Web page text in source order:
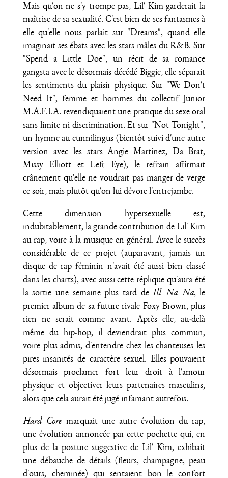
Mais qu'on ne s'y trompe pas, Lil' Kim garderait la
maîtrise de sa sexualité. C'est bien de ses fantasmes à
elle qu'elle nous parlait sur "Dreams", quand elle
imaginait ses ébats avec les stars mâles du R&B. Sur
"Spend a Little Doe", un récit de sa romance
gangsta avec le désormais décédé Biggie, elle séparait
les sentiments du plaisir physique. Sur "We Don't
Need It", femme et hommes du collectif Junior
M.A.F.I.A. revendiquaient une pratique du sexe oral
sans limite ni discrimination. Et sur "Not Tonight",
un hymne au cunnilingus (bientôt suivi d'une autre
version avec les stars Angie Martinez, Da Brat,
Missy Elliott et Left Eye), le refrain affirmait
crânement qu'elle ne voudrait pas manger de verge
ce soir, mais plutôt qu'on lui dévore l'entrejambe.
Cette dimension hypersexuelle est,
indubitablement, la grande contribution de Lil' Kim
au rap, voire à la musique en général. Avec le succès
considérable de ce projet (auparavant, jamais un
disque de rap féminin n'avait été aussi bien classé
dans les charts), avec aussi cette réplique qu'aura été
la sortie une semaine plus tard deIll Na Na, le
premier album de sa future rivale Foxy Brown, plus
rien ne serait comme avant. Après elle, au-delà
même du hip-hop, il deviendrait plus commun,
voire plus admis, d'entendre chez les chanteuses les
pires insanités de caractère sexuel. Elles pouvaient
désormais proclamer fort leur droit à l'amour
physique et objectiver leurs partenaires masculins,
alors que cela aurait été jugé infamant autrefois.
Hard Coremarquait une autre évolution du rap,
une évolution annoncée par cette pochette qui, en
plus de la posture suggestive de Lil' Kim, exhibait
une débauche de détails (fleurs, champagne, peau
d'ours, cheminée) qui sentaient bon le confort